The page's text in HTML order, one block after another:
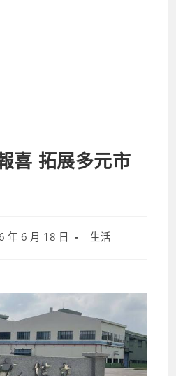
喜 拓展多元市
年 6 月 18 日
Post
生活